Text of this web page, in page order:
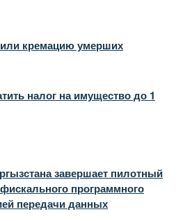
кремацию умерших
налог на имущество до 1
завершает пилотный
программного
передачи данных